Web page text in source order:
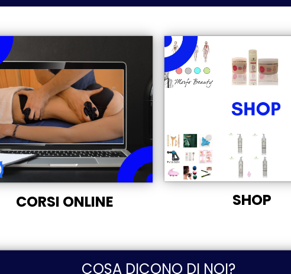
CORSI ONLINE SHOP
COSA DICONO DI NOI?